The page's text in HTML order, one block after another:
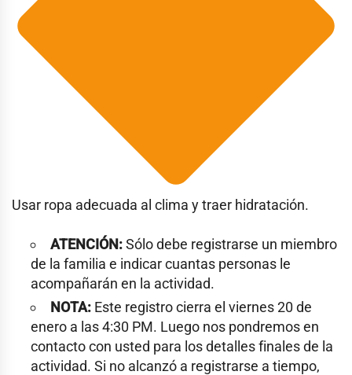
Usar ropa adecuada al clima y traer hidratación.
ATENCIÓN:Sólo debe registrarse un miembro
de la familia e indicar cuantas personas le
acompañarán en la actividad.
NOTA: Este registro cierra el viernes 20 de
enero a las 4:30 PM. Luego nos pondremos en
contacto con usted para los detalles finales de la
actividad. Si no alcanzó a registrarse a tiempo,